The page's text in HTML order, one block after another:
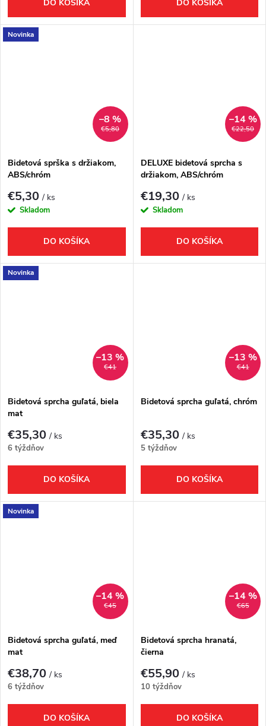
DO KOŠÍKA DO KOŠÍKA
Novinka
€5,80
–8 %
Bidetová sprška s držiakom,
ABS/chróm
€5,30/ ks
Skladom
DO KOŠÍKA
€22,50
–14 %
DELUXE bidetová sprcha s
držiakom, ABS/chróm
€19,30/ ks
Skladom
DO KOŠÍKA
Novinka
€41
–13 %
Bidetová sprcha guľatá, biela
mat
€35,30/ ks
6 týždňov
DO KOŠÍKA
€41
–13 %
Bidetová sprcha guľatá, chróm
€35,30/ ks
5 týždňov
DO KOŠÍKA
Novinka
€45
–14 %
Bidetová sprcha guľatá, meď
mat
€38,70/ ks
6 týždňov
DO KOŠÍKA
€65
–14 %
Bidetová sprcha hranatá,
čierna
€55,90/ ks
10 týždňov
DO KOŠÍKA